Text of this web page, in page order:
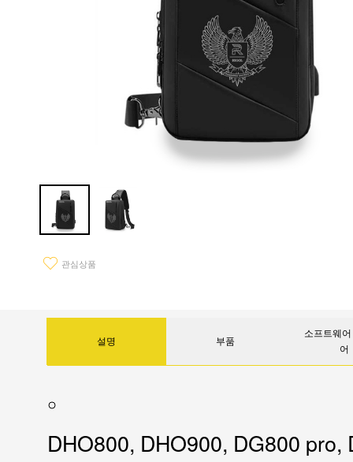
관심상품
설명 부품
소프트웨
어
DHO800, DHO900, DG800